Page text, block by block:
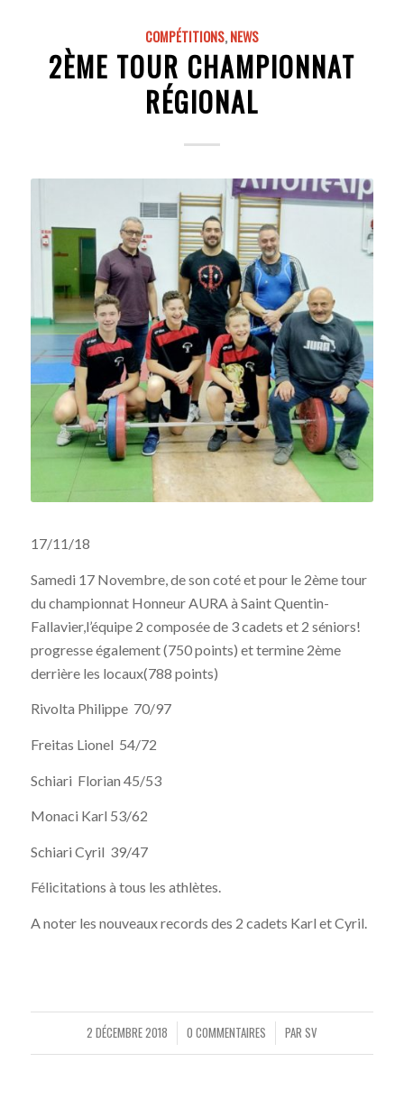
COMPÉTITIONS,NEWS
2ÈME TOUR CHAMPIONNAT
RÉGIONAL
17/11/18
Samedi 17 Novembre, de son coté et pour le 2ème tour
du championnat Honneur AURA à Saint Quentin-
Fallavier,l’équipe 2 composée de 3 cadets et 2 séniors!
progresse également (750 points) et termine 2ème
derrière les locaux(788 points)
Rivolta Philippe 70/97
Freitas Lionel 54/72
Schiari Florian 45/53
Monaci Karl 53/62
Schiari Cyril 39/47
Félicitations à tous les athlètes.
A noter les nouveaux records des 2 cadets Karl et Cyril.
2 DÉCEMBRE 2018
/ 0 COMMENTAIRES
/ PAR SV